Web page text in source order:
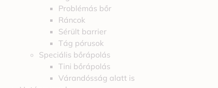
Problémás bőr
Ráncok
Sérült barrier
Tág pórusok
Speciális bőrápolás
Tini bőrápolás
Várandósság alatt is